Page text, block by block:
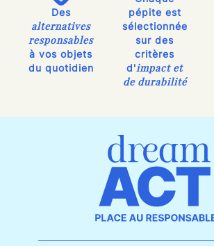
Des
alternatives
responsables
à vos objets
du quotidien
pépite est
sélectionnée
sur des
critères
d'impact et
de durabilité